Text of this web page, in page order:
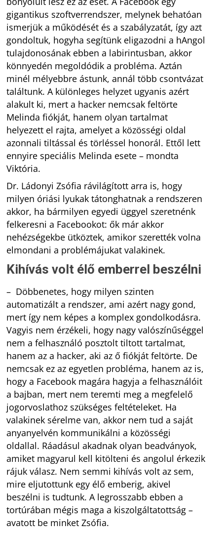
gigantikus szoftverrendszer, melynek behatóan
ismerjük a működését és a szabályzatát, így azt
gondoltuk, hogyha segítünk eligazodni a hAngol
tulajdonosának ebben a labirintusban, akkor
könnyedén megoldódik a probléma. Aztán
minél mélyebbre ástunk, annál több csontvázat
találtunk. A különleges helyzet ugyanis azért
alakult ki, mert a hacker nemcsak feltörte
Melinda fiókját, hanem olyan tartalmat
helyezett el rajta, amelyet a közösségi oldal
azonnali tiltással és törléssel honorál. Ettől lett
ennyire speciális Melinda esete – mondta
Viktória.
Dr. Ládonyi Zsófia rávilágított arra is, hogy
milyen óriási lyukak tátonghatnak a rendszeren
akkor, ha bármilyen egyedi üggyel szeretnénk
felkeresni a Facebookot: ők már akkor
nehézségekbe ütköztek, amikor szerették volna
elmondani a problémájukat valakinek.
Kihívás volt élő emberrel beszélni
– Döbbenetes, hogy milyen szinten
automatizált a rendszer, ami azért nagy gond,
mert így nem képes a komplex gondolkodásra.
Vagyis nem érzékeli, hogy nagy valószínűséggel
nem a felhasználó posztolt tiltott tartalmat,
hanem az a hacker, aki az ő fiókját feltörte. De
nemcsak ez az egyetlen probléma, hanem az is,
hogy a Facebook magára hagyja a felhasználóit
a bajban, mert nem teremti meg a megfelelő
jogorvoslathoz szükséges feltételeket. Ha
valakinek sérelme van, akkor nem tud a saját
anyanyelvén kommunikálni a közösségi
oldallal. Ráadásul akadnak olyan beadványok,
amiket magyarul kell kitölteni és angolul érkezik
rájuk válasz. Nem semmi kihívás volt az sem,
mire eljutottunk egy élő emberig, akivel
beszélni is tudtunk. A legrosszabb ebben a
tortúrában mégis maga a kiszolgáltatottság –
avatott be minket Zsófia.